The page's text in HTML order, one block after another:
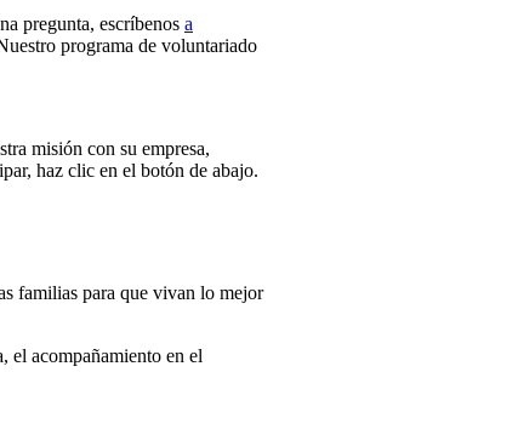
pregunta, escríbenos a
programa de voluntariado
misión con su empresa,
haz clic en el botón de abajo.
familias para que vivan lo mejor
el acompañamiento en el